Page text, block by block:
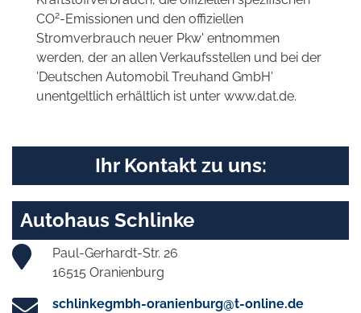
CO2-Emissionen und den offiziellen
Stromverbrauch neuer Pkw' entnommen
werden, der an allen Verkaufsstellen und bei der
'Deutschen Automobil Treuhand GmbH'
unentgeltlich erhältlich ist unter www.dat.de.
Ihr Kontakt zu uns:
Autohaus Schlinke
Paul-Gerhardt-Str. 26
16515 Oranienburg
schlinkegmbh-oranienburg@t-online.de